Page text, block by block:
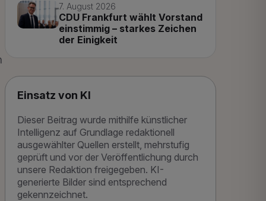
7. August 2026
CDU Frankfurt wählt Vorstand
einstimmig – starkes Zeichen
der Einigkeit
Einsatz von KI
Dieser Beitrag wurde mithilfe künstlicher
Intelligenz auf Grundlage redaktionell
ausgewählter Quellen erstellt, mehrstufig
geprüft und vor der Veröffentlichung durch
unsere Redaktion freigegeben. KI-
generierte Bilder sind entsprechend
gekennzeichnet.